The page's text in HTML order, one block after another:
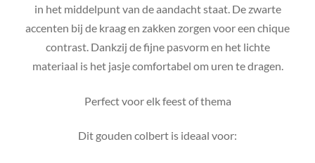
in het middelpunt van de aandacht staat. De zwarte
accenten bij de kraag en zakken zorgen voor een chique
contrast. Dankzij de fijne pasvorm en het lichte
materiaal is het jasje comfortabel om uren te dragen.
Perfect voor elk feest of thema
Dit gouden colbert is ideaal voor: